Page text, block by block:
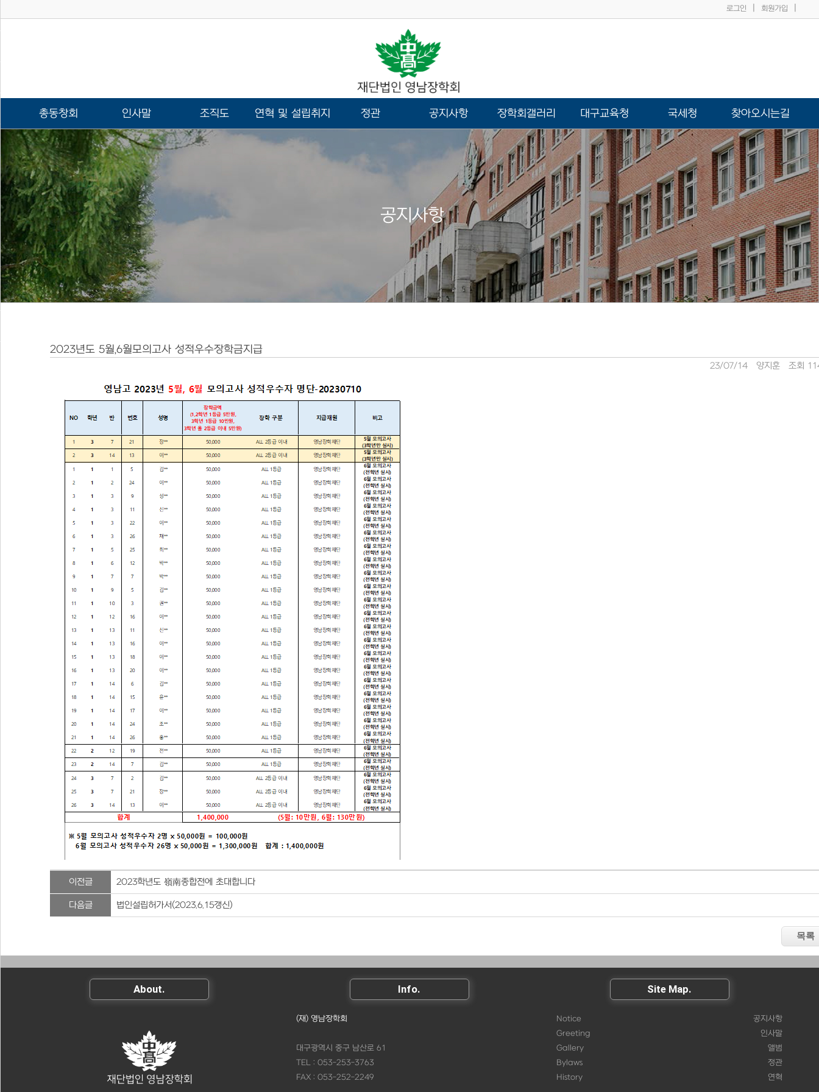
로그인 회원가입
총동창회 인사말 조직도 연혁 및 설립취지 정관 공지사항 장학회갤러리 대구교육청 국세청 찾아오시는길
공지사항
2023년도 5월,6월모의고사 성적우수장학금지급
23/07/14 양지훈 조회
이전글 2023학년도 嶺南종합전에 초대합니다
다음글 법인설립허가서(2023.6.15갱신)
About. Info.
(재) 영남장학회
대구광역시 중구 남산로 61
TEL : 053-253-3763
FAX : 053-252-2249
Site Map.
Notice
공지사항
Greeting
인사말
Gallery
앨범
Bylaws
정관
History
연혁